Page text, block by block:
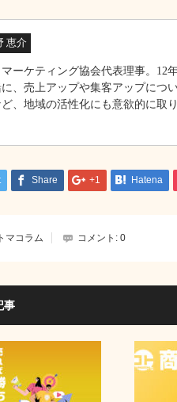
恵介
マーケティング協会代表理事。12
、売上アップや集客アップにつ
、地域の活性化にも意欲的に取
Share +1 Hatena
マコラム コメント: 0
事